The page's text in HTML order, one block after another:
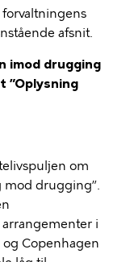
afsnit.
imod drugging
”Oplysning
om
mod drugging”.
i
Copenhagen